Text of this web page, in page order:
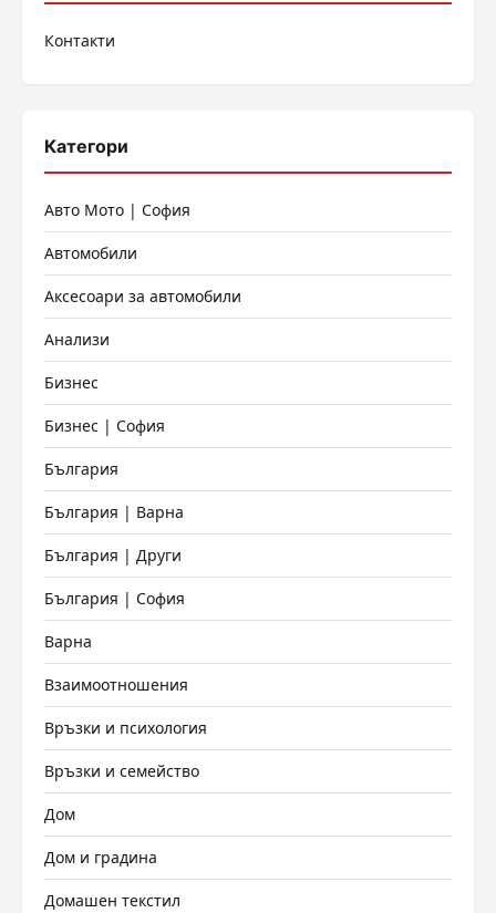
Контакти
Категори
Авто Мото | София
Автомобили
Аксесоари за автомобили
Анализи
Бизнес
Бизнес | София
България
България | Варна
България | Други
България | София
Варна
Взаимоотношения
Връзки и психология
Връзки и семейство
Дом
Дом и градина
Домашен текстил